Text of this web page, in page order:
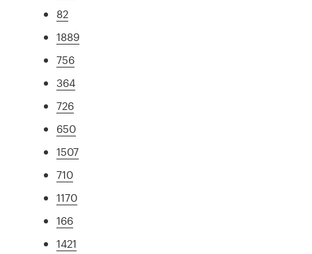
82
1889
756
364
726
650
1507
710
1170
166
1421